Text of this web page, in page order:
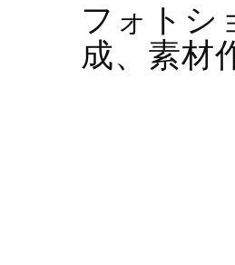
フォトシ
成、素材